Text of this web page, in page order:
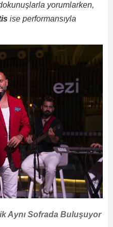
yorumlarken,
ise performansıyla
Aynı Sofrada Buluşuyor